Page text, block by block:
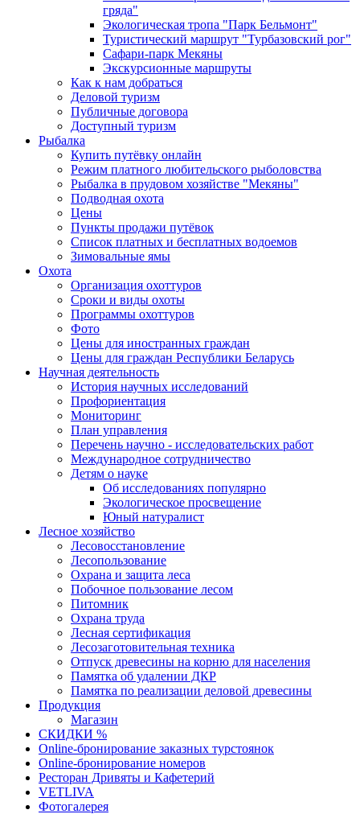
гряда"
Экологическая тропа "Парк Бельмонт"
Туристический маршрут "Турбазовский рог"
Сафари-парк Мекяны
Экскурсионные маршруты
Как к нам добраться
Деловой туризм
Публичные договора
Доступный туризм
Рыбалка
Купить путёвку онлайн
Режим платного любительского рыболовства
Рыбалка в прудовом хозяйстве "Мекяны"
Подводная охота
Цены
Пункты продажи путёвок
Список платных и бесплатных водоемов
Зимовальные ямы
Охота
Организация охоттуров
Сроки и виды охоты
Программы охоттуров
Фото
Цены для иностранных граждан
Цены для граждан Республики Беларусь
Научная деятельность
История научных исследований
Профориентация
Мониторинг
План управления
Перечень научно - исследовательских работ
Международное сотрудничество
Детям о науке
Об исследованиях популярно
Экологическое просвещение
Юный натуралист
Лесное хозяйство
Лесовосстановление
Лесопользование
Охрана и защита леса
Побочное пользование лесом
Питомник
Охрана труда
Лесная сертификация
Лесозаготовительная техника
Отпуск древесины на корню для населения
Памятка об удалении ДКР
Памятка по реализации деловой древесины
Продукция
Магазин
СКИДКИ %
Оnline-бронирование заказных турстоянок
Оnline-бронирование номеров
Ресторан Дривяты и Кафетерий
VETLIVA
Фотогалерея